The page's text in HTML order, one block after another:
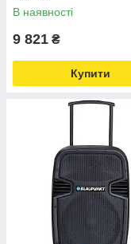
В наявності
9 821 ₴
Купити